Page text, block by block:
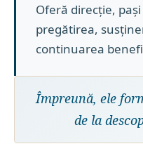
Oferă direcție,
pregătirea,
continuarea
Împreună, ele
de la